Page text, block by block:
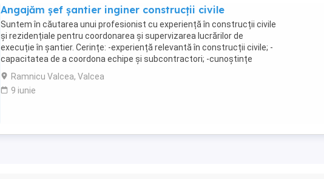
Angajăm șef șantier inginer construcții civile
Suntem în căutarea unui profesionist cu experiență în construcții civile
și rezidențiale pentru coordonarea și supervizarea lucrărilor de
execuție în șantier. Cerințe: -experiență relevantă în construcții civile; -
capacitatea de a coordona echipe și subcontractori; -cunoștințe
privind execuția lucrărilor ...
Ramnicu Valcea, Valcea
9 iunie